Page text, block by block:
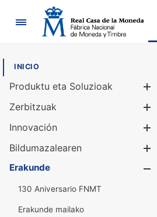
Nabigazioa
INICIO
Produktu eta Soluzioak
Zerbitzuak
Innovación
Bildumazalearen
Erakunde
130 Aniversario FNMT
Erakunde mailako